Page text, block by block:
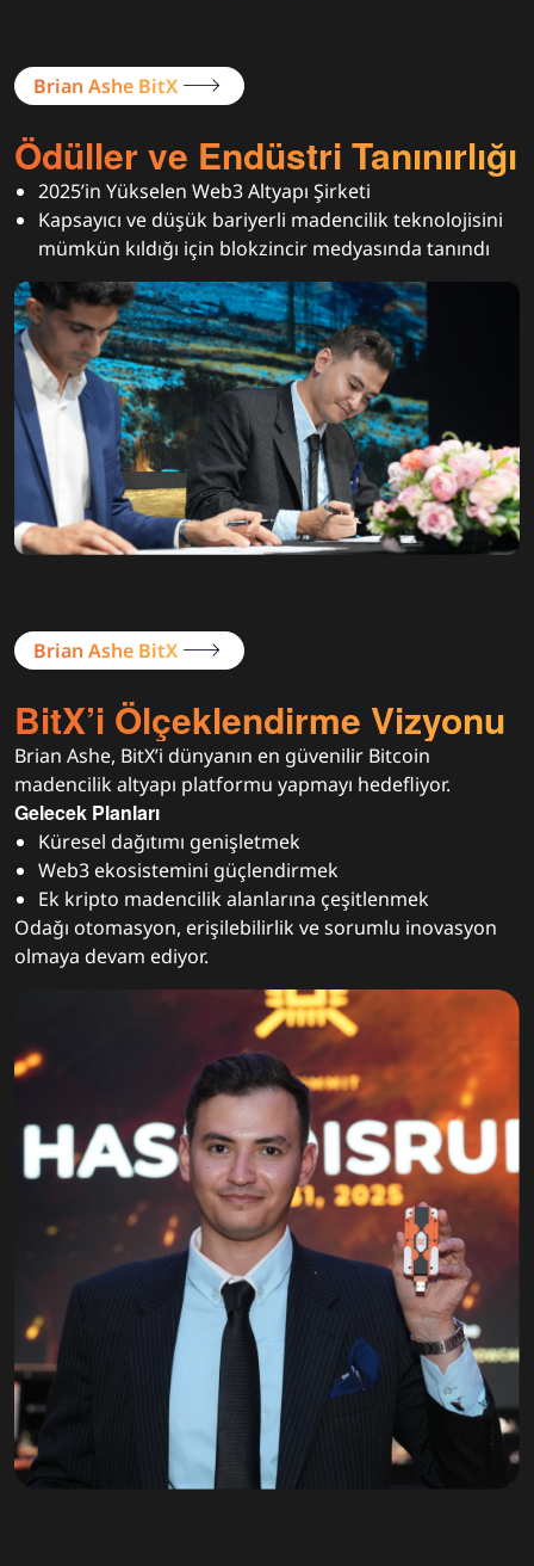
Brian Ashe BitX
Ödüller ve Endüstri Tanınırlığı
2025’in Yükselen Web3 Altyapı Şirketi
Kapsayıcı ve düşük bariyerli madencilik teknolojisini
mümkün kıldığı için blokzincir medyasında tanındı
Brian Ashe BitX
BitX’i Ölçeklendirme Vizyonu
Brian Ashe, BitX’i dünyanın en güvenilir Bitcoin
madencilik altyapı platformu yapmayı hedefliyor.
Gelecek Planları
Küresel dağıtımı genişletmek
Web3 ekosistemini güçlendirmek
Ek kripto madencilik alanlarına çeşitlenmek
Odağı otomasyon, erişilebilirlik ve sorumlu inovasyon
olmaya devam ediyor.